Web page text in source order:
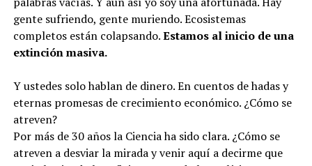
gente sufriendo, gente muriendo. Ecosistemas
completos están colapsando.Estamos al inicio de una
extinción masiva.
Y ustedes solo hablan de dinero. En cuentos de hadas y
eternas promesas de crecimiento económico. ¿Cómo se
atreven?
Por más de 30 años la Ciencia ha sido clara. ¿Cómo se
atreven a desviar la mirada y venir aquí a decirme que